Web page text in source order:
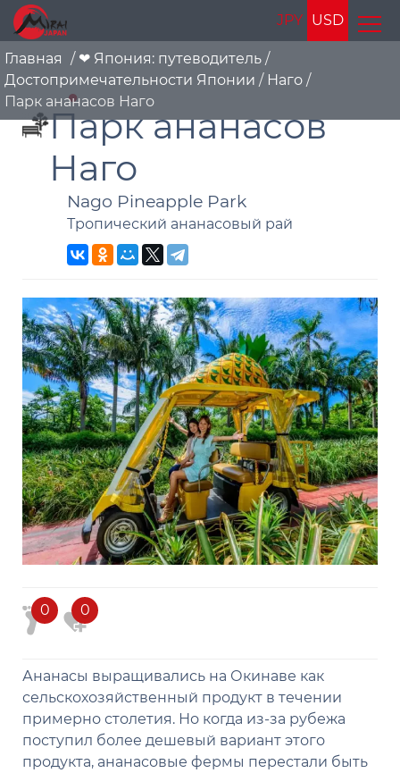
JPY USD
Главная / ❤ Япония: путеводитель /
Достопримечательности Японии / Наго /
Парк ананасов Наго
Парк ананасов
Наго
Nago Pineapple Park
Тропический ананасовый рай
0 0
Ананасы выращивались на Окинаве как
сельскохозяйственный продукт в течении
примерно столетия. Но когда из-за рубежа
поступил более дешевый вариант этого
продукта, ананасовые фермы перестали быть